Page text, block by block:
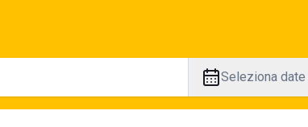
Seleziona date